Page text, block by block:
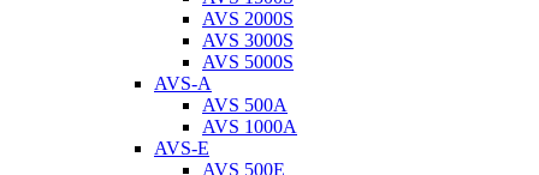
AVS 2000S
AVS 3000S
AVS 5000S
AVS-A
AVS 500A
AVS 1000A
AVS-E
AVS 500E